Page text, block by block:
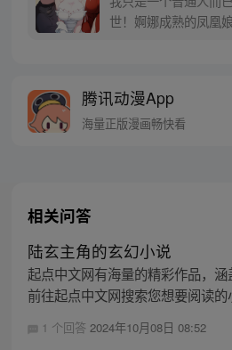
世！婀娜成熟的凤凰
腾讯动漫App
海量正版漫画畅快看
相关问答
陆玄主角的玄幻小说
起点中文网有海量的精彩作品，
前往起点中文网搜索您想要阅读的
1 个回答 2024年10月08日 08:52